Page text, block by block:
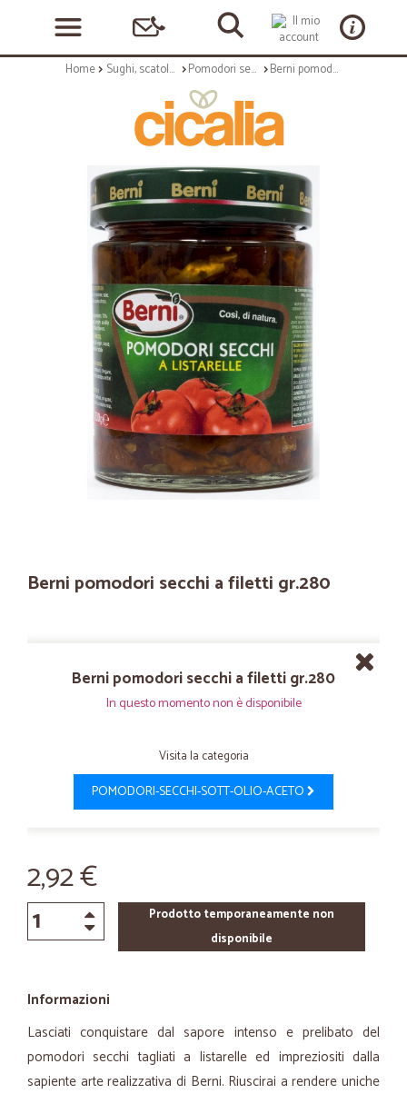
Home Sughi, scatolame e condimenti Pomodori secchi Berni pomodori secchi a filetti gr.280
Berni pomodori secchi a filetti gr.280
Berni pomodori secchi a filetti gr.280
In questo momento non è disponibile
Visita la categoria
POMODORI-SECCHI-SOTT-OLIO-ACETO
2,92 €
Prodotto temporaneamente non
disponibile
Informazioni
Lasciati conquistare dal sapore intenso e prelibato del
pomodori secchi tagliati a listarelle ed impreziositi dalla
sapiente arte realizzativa di Berni. Riuscirai a rendere uniche